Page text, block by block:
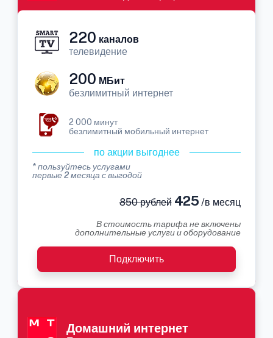
220 каналов
телевидение
200 МБит
безлимитный интернет
2 000 минут
безлимитный мобильный интернет
по акции выгоднее
* пользуйтесь услугами
первые 2 месяца с выгодой
850 рублей425 /в месяц
В стоимость тарифа не включены
дополнительные услуги и оборудование
Подключить
Домашний интернет